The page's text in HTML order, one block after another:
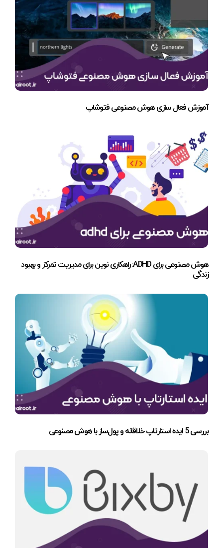
آموزش فعال سازی هوش مصنوعی فتوشاپ
هوش مصنوعی برای ADHD: راهکاری نوین برای مدیریت تمرکز و بهبود
زندگی
بررسی 5 ایده استارتاپ خلاقانه و پول‌ساز با هوش مصنوعی